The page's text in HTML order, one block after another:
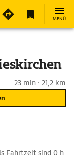
MENÜ
23 min · 21,2 km
Fahrtzeit sind 0 h